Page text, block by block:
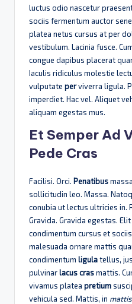
luctus odio nascetur
sociis fermentum auctor
platea netus cursus at per
vestibulum. Lacinia fusce.
congue dapibus placerat
Iaculis ridiculus molestie
vulputate perviverra ligula.
imperdiet. Hac vel. Aliquet
aliquam egestas mus.
Et Semper Ad
Pede Cras
Facilisi. Orci. Penatibus
sollicitudin leo. Massa.
conubia ut lectus ultricies in.
Gravida. Gravida egestas.
condimentum cursus et sociis
malesuada ornare mattis
condimentum ligulatellus,
pulvinar lacuscrasmattis.
vivamus platea pretium
vehicula sed. Mattis, in mattis